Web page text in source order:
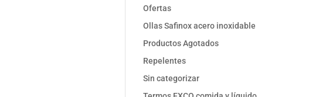
Ofertas
Ollas Safinox acero inoxidable
Productos Agotados
Repelentes
Sin categorizar